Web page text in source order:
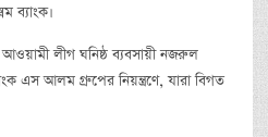
ব্যাংক।
আওয়ামী লীগ ঘনিষ্ঠ ব্যবসায়ী নজরুল
এস আলম গ্রুপের নিয়ন্ত্রণে, যারা বিগত